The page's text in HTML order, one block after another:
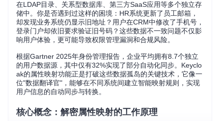
在LDAP目录、关系型数据库、第三方SaaS应用等多个独立存
储中。你是否遇到过这样的困境：HR系统更新了员工邮箱，
却发现业务系统仍显示旧地址？用户在CRM中修改了手机号，
登录门户却依旧要求验证旧号码？这些数据不一致问题不仅影
响用户体验，更可能导致权限管理漏洞和合规风险。
根据Gartner 2025年身份管理报告，企业平均拥有8.7个独立
的用户数据源，其中仅有32%实现了部分自动化同步。Keyclo
ak的属性映射功能正是打破这些数据孤岛的关键技术，它像一
位"数据翻译官"，能够在不同系统间建立智能映射规则，实现
用户信息的自动同步与转换。
核心概念：解密属性映射的工作原理